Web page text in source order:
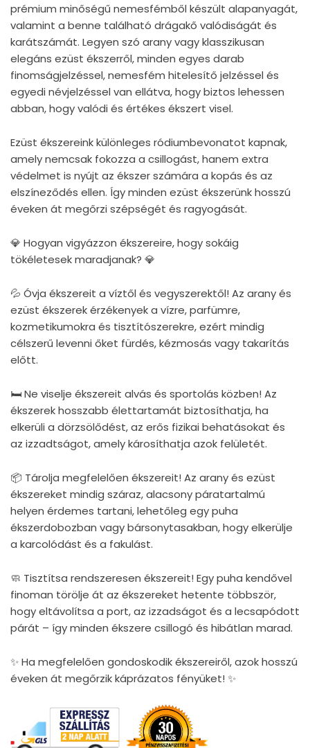
prémium minőségű nemesfémből készült alapanyagát,
valamint a benne található drágakő valódiságát és
karátszámát. Legyen szó arany vagy klasszikusan
elegáns ezüst ékszerről, minden egyes darab
finomságjelzéssel, nemesfém hitelesítő jelzéssel és
egyedi névjelzéssel van ellátva, hogy biztos lehessen
abban, hogy valódi és értékes ékszert visel.
Ezüst ékszereink különleges ródiumbevonatot kapnak,
amely nemcsak fokozza a csillogást, hanem extra
védelmet is nyújt az ékszer számára a kopás és az
elszíneződés ellen. Így minden ezüst ékszerünk hosszú
éveken át megőrzi szépségét és ragyogását.
💎 Hogyan vigyázzon ékszereire, hogy sokáig
tökéletesek maradjanak? 💎
💦 Óvja ékszereit a víztől és vegyszerektől! Az arany és
ezüst ékszerek érzékenyek a vízre, parfümre,
kozmetikumokra és tisztítószerekre, ezért mindig
célszerű levenni őket fürdés, kézmosás vagy takarítás
előtt.
🛏 Ne viselje ékszereit alvás és sportolás közben! Az
ékszerek hosszabb élettartamát biztosíthatja, ha
elkerüli a dörzsölődést, az erős fizikai behatásokat és
az izzadtságot, amely károsíthatja azok felületét.
📦 Tárolja megfelelően ékszereit! Az arany és ezüst
ékszereket mindig száraz, alacsony páratartalmú
helyen érdemes tartani, lehetőleg egy puha
ékszerdobozban vagy bársonytasakban, hogy elkerülje
a karcolódást és a fakulást.
🧼 Tisztítsa rendszeresen ékszereit! Egy puha kendővel
finoman törölje át az ékszereket hetente többször,
hogy eltávolítsa a port, az izzadságot és a lecsapódott
párát – így minden ékszere csillogó és hibátlan marad.
✨ Ha megfelelően gondoskodik ékszereiről, azok hosszú
éveken át megőrzik káprázatos fényüket! ✨